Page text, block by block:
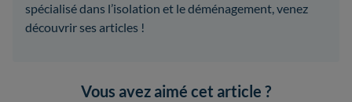
spécialisé dans l’isolation et le déménagement, venez
découvrir ses articles !
Vous avez aimé cet article ?